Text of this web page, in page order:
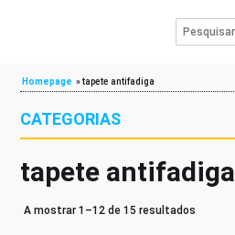
Homepage »tapete antifadiga
CATEGORIAS
tapete antifadiga
A mostrar 1–12 de 15 resultados